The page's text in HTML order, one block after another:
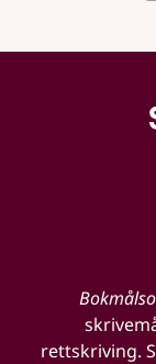
rettskriving.